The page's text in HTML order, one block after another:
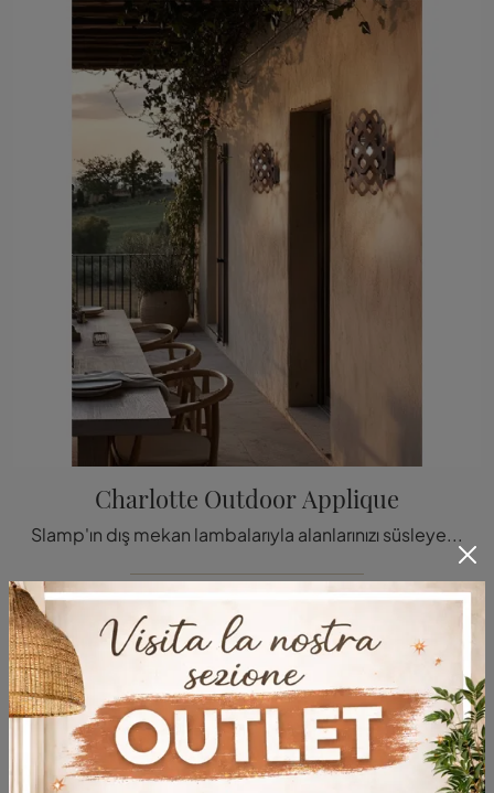
Charlotte Outdoor Applique
Slamp'ın dış mekan lambalarıyla alanlarınızı süsleyebilirsiniz: Charlotte Outdoor Applique'yi tıklayın ve